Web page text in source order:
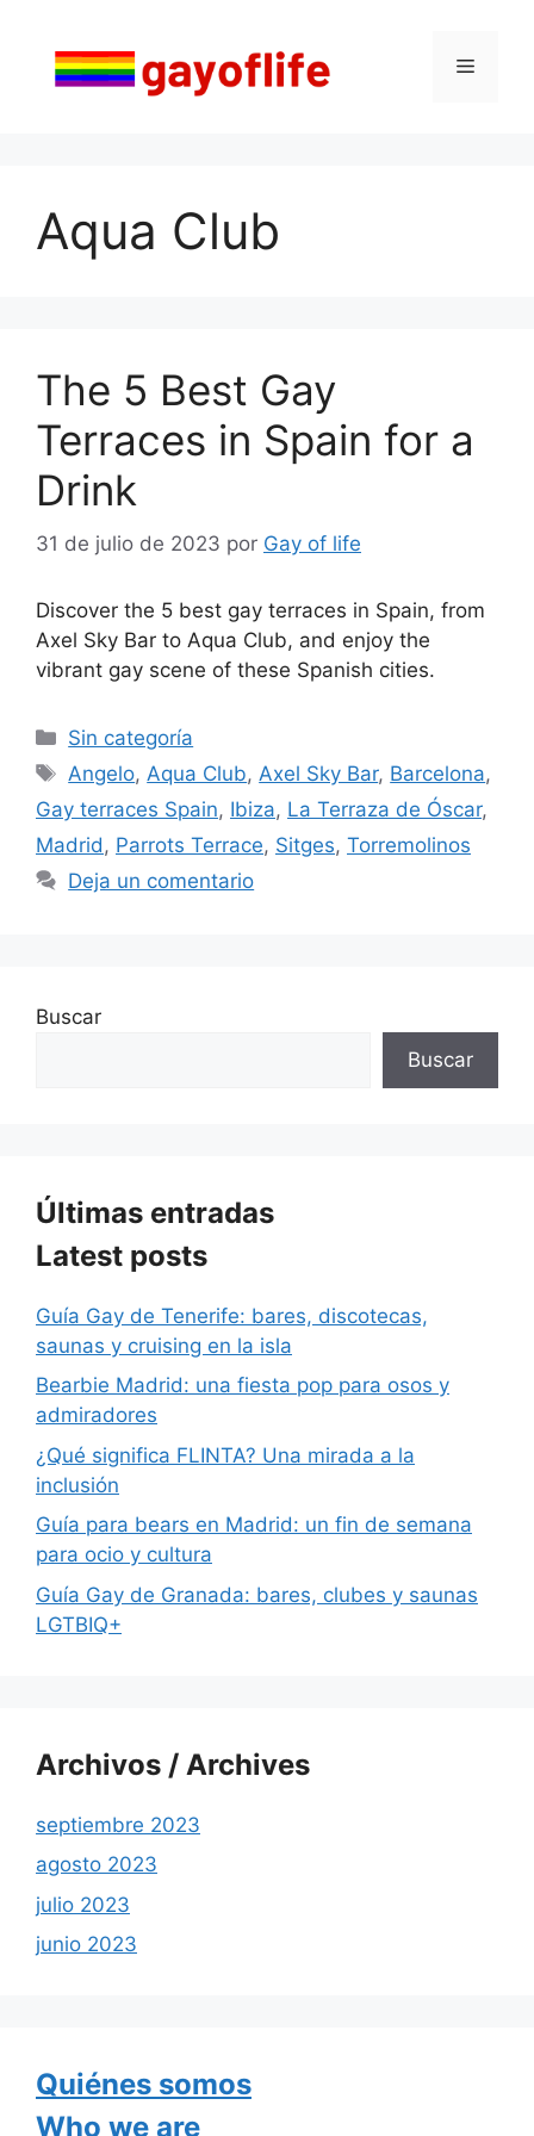
contenido
Menú
Aqua Club
The 5 Best Gay
Terraces in Spain for a
Drink
31 de julio de 2023 por Gay of life
Discover the 5 best gay terraces in Spain, from
Axel Sky Bar to Aqua Club, and enjoy the
vibrant gay scene of these Spanish cities.
Categorías
Sin categoría
Etiquetas
Angelo, Aqua Club, Axel Sky Bar, Barcelona,
Gay terraces Spain, Ibiza, La Terraza de Óscar,
Madrid , Parrots Terrace, Sitges, Torremolinos
Deja un comentario
Buscar
Buscar
Últimas entradas
Latest posts
Guía Gay de Tenerife: bares, discotecas,
saunas y cruising en la isla
Bearbie Madrid: una fiesta pop para osos y
admiradores
¿Qué significa FLINTA? Una mirada a la
inclusión
Guía para bears en Madrid: un fin de semana
para ocio y cultura
Guía Gay de Granada: bares, clubes y saunas
LGTBIQ+
Archivos / Archives
septiembre 2023
agosto 2023
julio 2023
junio 2023
Quiénes somos
Who we are